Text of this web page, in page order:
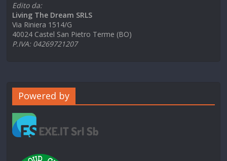
Edito da:
Living The Dream SRLS
Via Riniera 1514/G
40024 Castel San Pietro Terme (BO)
P.IVA: 04269721207
Powered by